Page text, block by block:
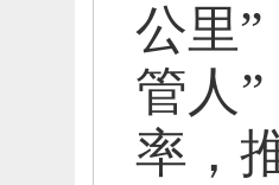
公里”
管人
率，